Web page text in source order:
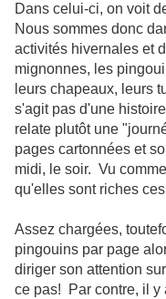
Dans celui-ci, on voit
Nous sommes donc
activités hivernales et
mignonnes, les
leurs chapeaux, leurs
s'agit pas d'une
relate plutôt une
pages cartonnées et
midi, le soir. Vu
qu'elles sont riches
Assez chargées,
pingouins par page
diriger son attention
ce pas! Par contre, il y